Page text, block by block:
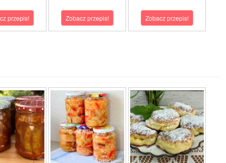
przepis! Zobacz przepis! Zobacz przepis!